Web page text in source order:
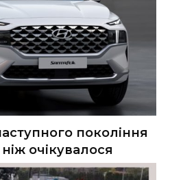
покоління
очікувалося